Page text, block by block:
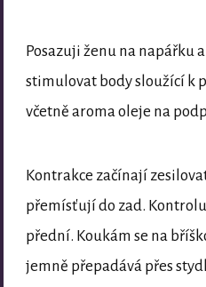
Posazuji ženu na napářku
stimulovat body sloužící k
včetně aroma oleje na
Kontrakce začínají
přemísťují do zad.
přední. Koukám se na
jemně přepadává přes